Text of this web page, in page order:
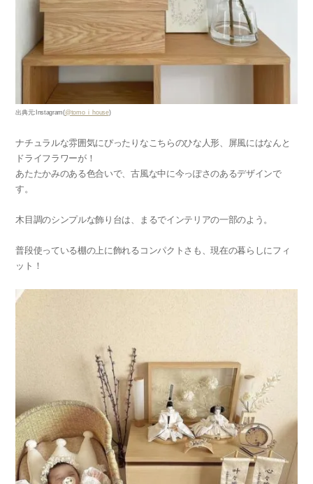
出典元:Instagram(@tomo_i_house)
ナチュラルな雰囲気にぴったりなこちらのひな人形、屏風にはなんと
ドライフラワーが！
あたたかみのある色合いで、古風な中に今っぽさのあるデザインで
す。
木目調のシンプルな飾り台は、 まるでインテリアの一部のよう。
普段使っている棚の上に飾れるコンパクトさも、現在の暮らしにフィ
ット！